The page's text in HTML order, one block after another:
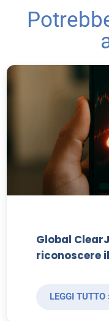
Global
riconoscere
LEGGI TUTTO